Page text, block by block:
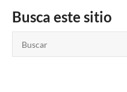
Busca este sitio